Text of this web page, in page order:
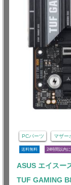
PCパーツ マザー
送料無料 24時間以内
ASUS エイスー
TUF GAMING